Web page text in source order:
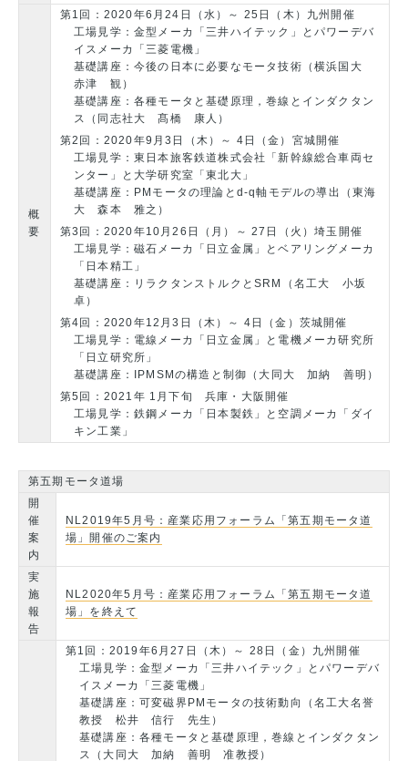
概
要
第1回：2020年6月24日（水）～ 25日（木）九州開催
工場見学：金型メーカ「三井ハイテック」とパワーデバ
イスメーカ「三菱電機」
基礎講座：今後の日本に必要なモータ技術（横浜国大
赤津 観）
基礎講座：各種モータと基礎原理，巻線とインダクタン
ス（同志社大 髙橋 康人）
第2回：2020年9月3日（木）～ 4日（金）宮城開催
工場見学：東日本旅客鉄道株式会社「新幹線総合車両セ
ンター」と大学研究室「東北大」
基礎講座：PMモータの理論とd-q軸モデルの導出（東海
大 森本 雅之）
第3回：2020年10月26日（月）～ 27日（火）埼玉開催
工場見学：磁石メーカ「日立金属」とベアリングメーカ
「日本精工」
基礎講座：リラクタンストルクとSRM（名工大 小坂
卓）
第4回：2020年12月3日（木）～ 4日（金）茨城開催
工場見学：電線メーカ「日立金属」と電機メーカ研究所
「日立研究所」
基礎講座：IPMSMの構造と制御（大同大 加納 善明）
第5回：2021年 1月下旬 兵庫・大阪開催
工場見学：鉄鋼メーカ「日本製鉄」と空調メーカ「ダイ
キン工業」
第五期モータ道場
開
催
案
内
NL2019年5月号：産業応用フォーラム「第五期モータ道
場」開催のご案内
実
施
報
告
NL2020年5月号：産業応用フォーラム「第五期モータ道
場」を終えて
第1回：2019年6月27日（木）～ 28日（金）九州開催
工場見学：金型メーカ「三井ハイテック」とパワーデバ
イスメーカ「三菱電機」
基礎講座：可変磁界PMモータの技術動向（名工大名誉
教授 松井 信行 先生）
基礎講座：各種モータと基礎原理，巻線とインダクタン
ス（大同大 加納 善明 准教授）